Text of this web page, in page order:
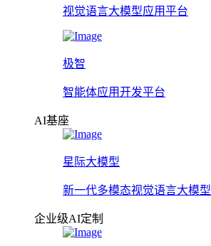
视觉语言大模型应用平台
极智
智能体应用开发平台
AI基座
星际大模型
新一代多模态视觉语言大模型
企业级AI定制